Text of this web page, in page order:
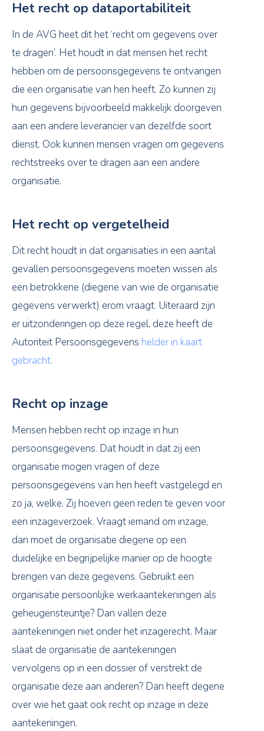
Het recht op dataportabiliteit
In de AVG heet dit het ‘recht om gegevens over
te dragen’. Het houdt in dat mensen het recht
hebben om de persoonsgegevens te ontvangen
die een organisatie van hen heeft. Zo kunnen zij
hun gegevens bijvoorbeeld makkelijk doorgeven
aan een andere leverancier van dezelfde soort
dienst. Ook kunnen mensen vragen om gegevens
rechtstreeks over te dragen aan een andere
organisatie.
Het recht op vergetelheid
Dit recht houdt in dat organisaties in een aantal
gevallen persoonsgegevens moeten wissen als
een betrokkene (diegene van wie de organisatie
gegevens verwerkt) erom vraagt. Uiteraard zijn
er uitzonderingen op deze regel, deze heeft de
Autoriteit Persoonsgegevens helder in kaart
gebracht.
Recht op inzage
Mensen hebben recht op inzage in hun
persoonsgegevens. Dat houdt in dat zij een
organisatie mogen vragen of deze
persoonsgegevens van hen heeft vastgelegd en
zo ja, welke. Zij hoeven geen reden te geven voor
een inzageverzoek. Vraagt iemand om inzage,
dan moet de organisatie diegene op een
duidelijke en begrijpelijke manier op de hoogte
brengen van deze gegevens. Gebruikt een
organisatie persoonlijke werkaantekeningen als
geheugensteuntje? Dan vallen deze
aantekeningen niet onder het inzagerecht. Maar
slaat de organisatie de aantekeningen
vervolgens op in een dossier of verstrekt de
organisatie deze aan anderen? Dan heeft degene
over wie het gaat ook recht op inzage in deze
aantekeningen.